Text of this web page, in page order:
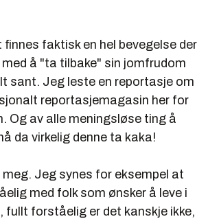
finnes faktisk en hel bevegelse der
å "ta tilbake" sin jomfrudom
sant. Jeg leste en reportasje om
reportasjemagasin her for
Og av alle meningsløse ting å
da virkelig denne ta kaka!
Jeg synes for eksempel at
med folk som ønsker å leve i
fullt forståelig er det kanskje ikke,